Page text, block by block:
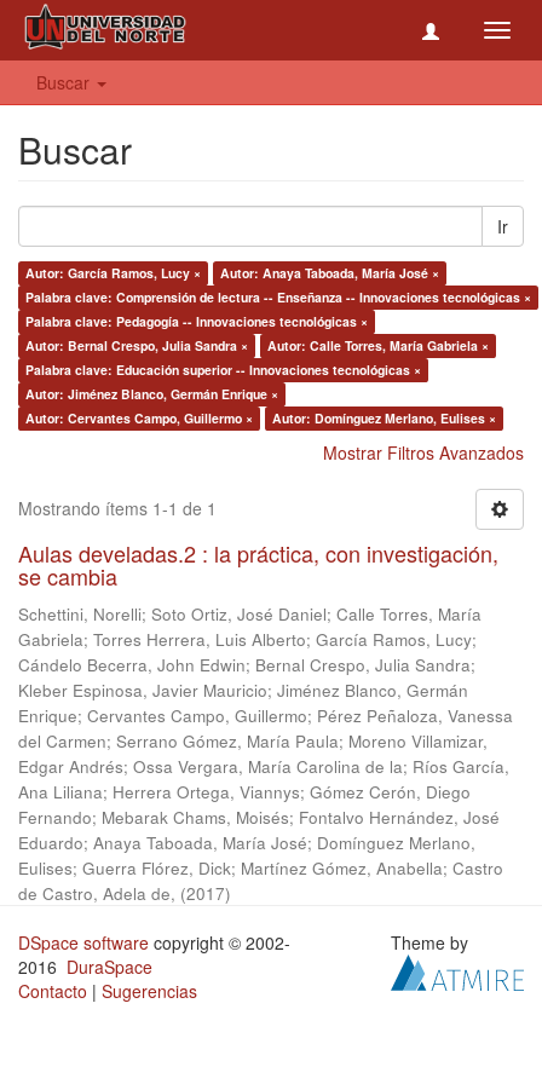
Buscar
Buscar
Ir
Autor: García Ramos, Lucy ×
Autor: Anaya Taboada, María José ×
Palabra clave: Comprensión de lectura -- Enseñanza -- Innovaciones tecnológicas ×
Palabra clave: Pedagogía -- Innovaciones tecnológicas ×
Autor: Bernal Crespo, Julia Sandra ×
Autor: Calle Torres, María Gabriela ×
Palabra clave: Educación superior -- Innovaciones tecnológicas ×
Autor: Jiménez Blanco, Germán Enrique ×
Autor: Cervantes Campo, Guillermo ×
Autor: Domínguez Merlano, Eulises ×
Mostrar Filtros Avanzados
Mostrando ítems 1-1 de 1
Aulas develadas.2 : la práctica, con investigación,
se cambia
Schettini, Norelli; Soto Ortiz, José Daniel; Calle Torres, María
Gabriela; Torres Herrera, Luis Alberto; García Ramos, Lucy;
Cándelo Becerra, John Edwin; Bernal Crespo, Julia Sandra;
Kleber Espinosa, Javier Mauricio; Jiménez Blanco, Germán
Enrique; Cervantes Campo, Guillermo; Pérez Peñaloza, Vanessa
del Carmen; Serrano Gómez, María Paula; Moreno Villamizar,
Edgar Andrés; Ossa Vergara, María Carolina de la; Ríos García,
Ana Liliana; Herrera Ortega, Viannys; Gómez Cerón, Diego
Fernando; Mebarak Chams, Moisés; Fontalvo Hernández, José
Eduardo; Anaya Taboada, María José; Domínguez Merlano,
Eulises; Guerra Flórez, Dick; Martínez Gómez, Anabella; Castro
de Castro, Adela de, (2017)
DSpace software copyright © 2002-
2016 DuraSpace
Contacto | Sugerencias
Theme by